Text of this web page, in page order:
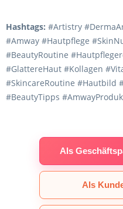
Hashtags: #Artistry
#Amway #Hautpflege
#BeautyRoutine
#GlattereHaut #Kollagen
#SkincareRoutine #Hautbild
#BeautyTipps
Als
Als